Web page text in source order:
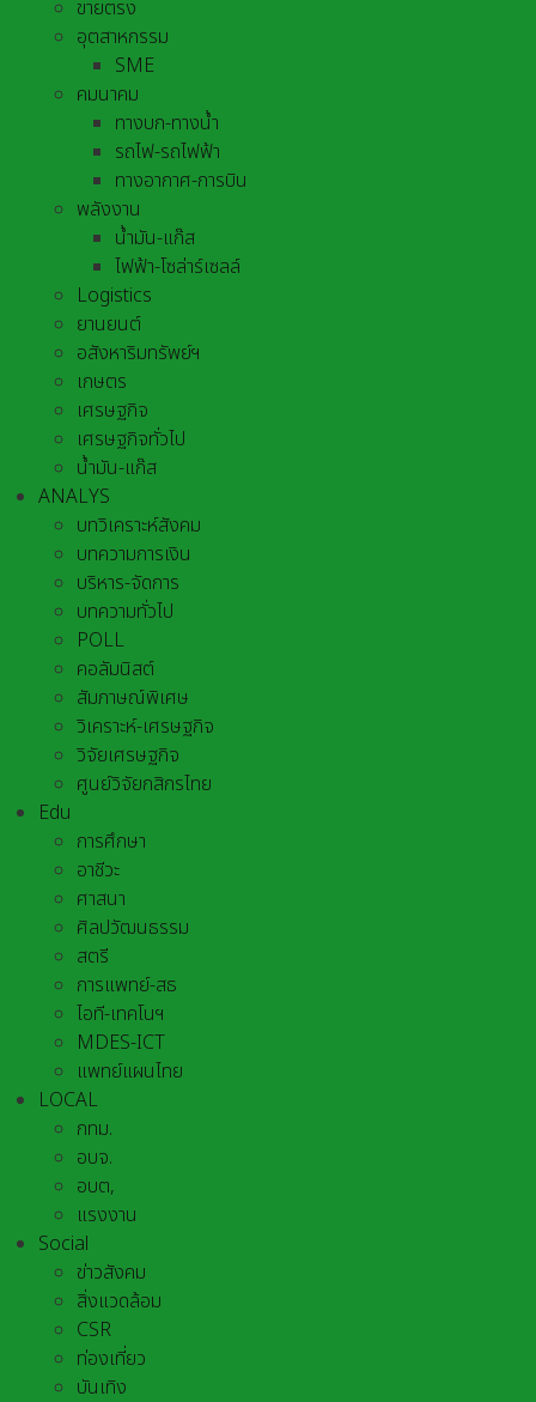
ขายตรง
อุตสาหกรรม
SME
คมนาคม
ทางบก-ทางน้ำ
รถไฟ-รถไฟฟ้า
ทางอากาศ-การบิน
พลังงาน
น้ำมัน-แก๊ส
ไฟฟ้า-โซล่าร์เซลล์
Logistics
ยานยนต์
อสังหาริมทรัพย์ฯ
เกษตร
เศรษฐกิจ
เศรษฐกิจทั่วไป
น้ำมัน-แก๊ส
ANALYS
บทวิเคราะห์สังคม
บทความการเงิน
บริหาร-จัดการ
บทความทั่วไป
POLL
คอลัมนิสต์
สัมภาษณ์พิเศษ
วิเคราะห์-เศรษฐกิจ
วิจัยเศรษฐกิจ
ศูนย์วิจัยกสิกรไทย
Edu
การศึกษา
อาชีวะ
ศาสนา
ศิลปวัฒนธรรม
สตรี
การแพทย์-สธ
ไอที-เทคโนฯ
MDES-ICT
แพทย์แผนไทย
LOCAL
กทม.
อบจ.
อบต,
แรงงาน
Social
ข่าวสังคม
สิ่งแวดล้อม
CSR
ท่องเที่ยว
บันเทิง